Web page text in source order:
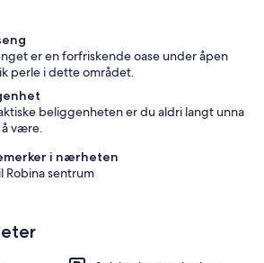
er en forfriskende oase under åpen
perle i dette området.
beliggenheten er du aldri langt unna
være.
i nærheten
Robina sentrum